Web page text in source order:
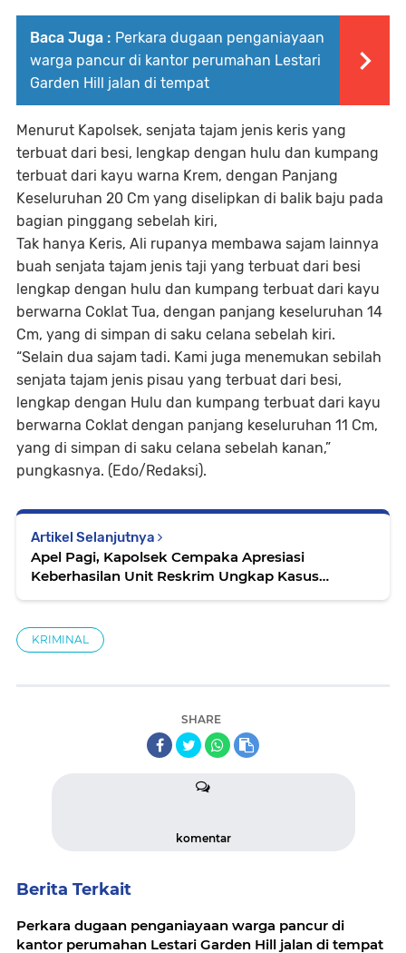
Baca Juga : Perkara dugaan penganiayaan
warga pancur di kantor perumahan Lestari
Garden Hill jalan di tempat
Menurut Kapolsek, senjata tajam jenis keris yang
terbuat dari besi, lengkap dengan hulu dan kumpang
terbuat dari kayu warna Krem, dengan Panjang
Keseluruhan 20 Cm yang diselipkan di balik baju pada
bagian pinggang sebelah kiri,
Tak hanya Keris, Ali rupanya membawa sajam lainnya
buah senjata tajam jenis taji yang terbuat dari besi
lengkap dengan hulu dan kumpang terbuat dari kayu
berwarna Coklat Tua, dengan panjang keseluruhan 14
Cm, yang di simpan di saku celana sebelah kiri.
“Selain dua sajam tadi. Kami juga menemukan sebilah
senjata tajam jenis pisau yang terbuat dari besi,
lengkap dengan Hulu dan kumpang terbuat dari kayu
berwarna Coklat dengan panjang keseluruhan 11 Cm,
yang di simpan di saku celana sebelah kanan,”
pungkasnya. (Edo/Redaksi).
Artikel Selanjutnya
Apel Pagi, Kapolsek Cempaka Apresiasi
Keberhasilan Unit Reskrim Ungkap Kasus
KRIMINAL
SHARE
komentar
Berita Terkait
Perkara dugaan penganiayaan warga pancur di
kantor perumahan Lestari Garden Hill jalan di tempat